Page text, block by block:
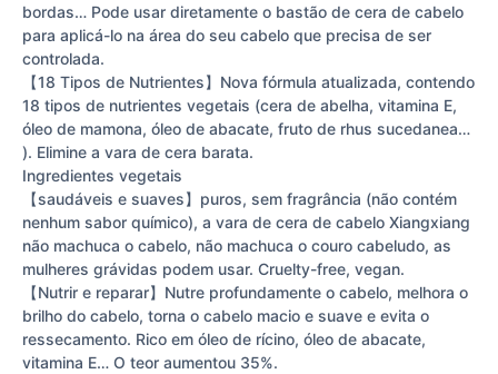
bordas… Pode usar diretamente o bastão de cera de cabelo
para aplicá-lo na área do seu cabelo que precisa de ser
controlada.
【18 Tipos de Nutrientes】Nova fórmula atualizada, contendo
18 tipos de nutrientes vegetais (cera de abelha, vitamina E,
óleo de mamona, óleo de abacate, fruto de rhus sucedanea…
). Elimine a vara de cera barata.
Ingredientes vegetais
【saudáveis e suaves】puros, sem fragrância (não contém
nenhum sabor químico), a vara de cera de cabelo Xiangxiang
não machuca o cabelo, não machuca o couro cabeludo, as
mulheres grávidas podem usar. Cruelty-free, vegan.
【Nutrir e reparar】Nutre profundamente o cabelo, melhora o
brilho do cabelo, torna o cabelo macio e suave e evita o
ressecamento. Rico em óleo de rícino, óleo de abacate,
vitamina E… O teor aumentou 35%.